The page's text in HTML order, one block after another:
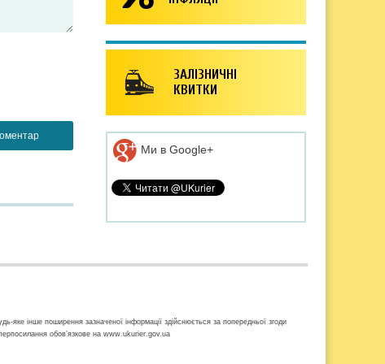
ЗАЛІЗНИЧНІ
КВИТКИ
Ми в Google+
інше поширення зазначеної інформації здійснюється за попередньої згоди
обов’язкове на www.ukurier.gov.ua